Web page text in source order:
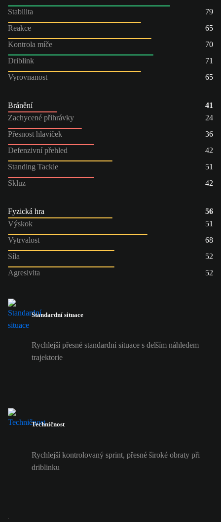
Stabilita
79
Reakce
65
Kontrola míče
70
Driblink
71
Vyrovnanost
65
Bránění
41
Zachycené přihrávky
24
Přesnost hlaviček
36
Defenzivní přehled
42
Standing Tackle
51
Skluz
42
Fyzická hra
56
Výskok
51
Vytrvalost
68
Síla
52
Agresivita
52
Standardní situace
Rychlejší přesné standardní situace s delším náhledem
trajektorie
Techničnost
Rychlejší kontrolovaný sprint, přesné široké obraty při
driblinku